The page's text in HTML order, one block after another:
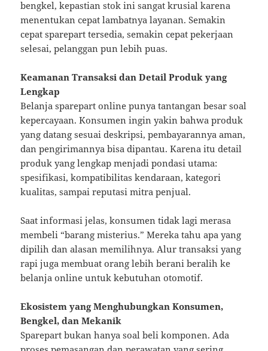
bengkel, kepastian stok ini sangat krusial karena
menentukan cepat lambatnya layanan. Semakin
cepat sparepart tersedia, semakin cepat pekerjaan
selesai, pelanggan pun lebih puas.
Keamanan Transaksi dan Detail Produk yang
Lengkap
Belanja sparepart online punya tantangan besar soal
kepercayaan. Konsumen ingin yakin bahwa produk
yang datang sesuai deskripsi, pembayarannya aman,
dan pengirimannya bisa dipantau. Karena itu detail
produk yang lengkap menjadi pondasi utama:
spesifikasi, kompatibilitas kendaraan, kategori
kualitas, sampai reputasi mitra penjual.
Saat informasi jelas, konsumen tidak lagi merasa
membeli “barang misterius.” Mereka tahu apa yang
dipilih dan alasan memilihnya. Alur transaksi yang
rapi juga membuat orang lebih berani beralih ke
belanja online untuk kebutuhan otomotif.
Ekosistem yang Menghubungkan Konsumen,
Bengkel, dan Mekanik
Sparepart bukan hanya soal beli komponen. Ada